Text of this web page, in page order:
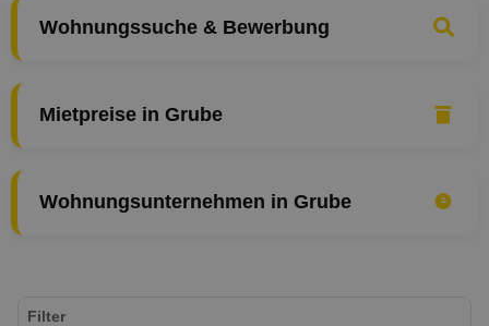
Wohnungssuche & Bewerbung
Mietpreise in Grube
Wohnungsunternehmen in Grube
Filter